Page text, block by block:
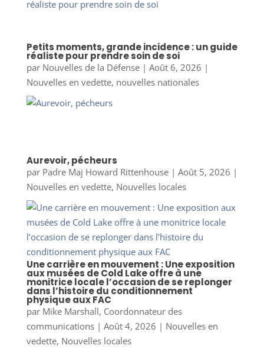
Petits moments, grande incidence : un guide
réaliste pour prendre soin de soi
par Nouvelles de la Défense| Août 6, 2026 |
Nouvelles en vedette, nouvelles nationales
Aurevoir, pécheurs
par Padre Maj Howard Rittenhouse| Août 5, 2026 |
Nouvelles en vedette, Nouvelles locales
Une carrière en mouvement : Une exposition
aux musées de Cold Lake offre à une
monitrice locale l’occasion de se replonger
dans l’histoire du conditionnement
physique aux FAC
par Mike Marshall, Coordonnateur des
communications| Août 4, 2026 | Nouvelles en
vedette, Nouvelles locales